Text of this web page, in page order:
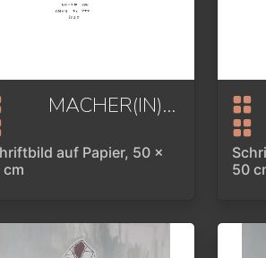
MACHER(IN) 2020
auf Papier, 50 x
cm
50